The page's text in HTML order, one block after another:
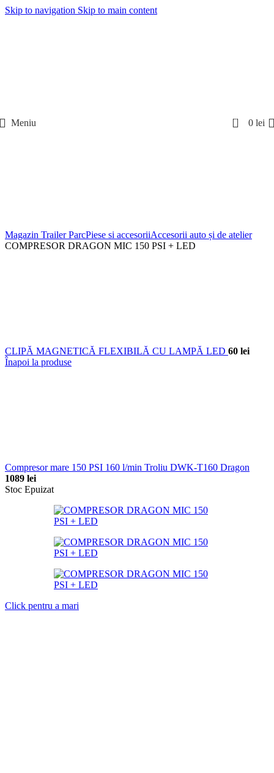
Skip to navigation Skip to main content
Meniu 0 0 lei
Magazin Trailer ParcPiese si accesoriiAccesorii auto și de atelier
COMPRESOR DRAGON MIC 150 PSI + LED
CLIPĂ MAGNETICĂ FLEXIBILĂ CU LAMPĂ LED 60 lei
Înapoi la produse
Compresor mare 150 PSI 160 l/min Troliu DWK-T160 Dragon
1089 lei
Stoc Epuizat
Click pentru a mari